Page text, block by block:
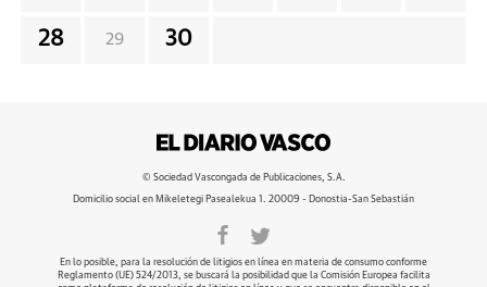
28 29 30
© Sociedad Vascongada de Publicaciones, S.A.
Domicilio social en Mikeletegi Pasealekua 1. 20009 - Donostia-San Sebastián
En lo posible, para la resolución de litigios en línea en materia de consumo conforme
Reglamento (UE) 524/2013, se buscará la posibilidad que la Comisión Europea facilita